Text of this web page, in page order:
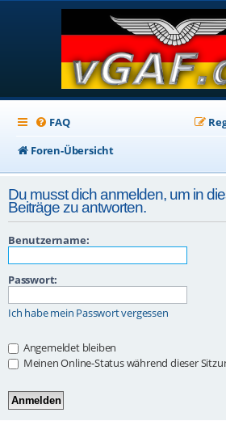
FAQ
Foren-Übersicht
Du musst dich anmelden, um in
Beiträge zu antworten.
Benutzername:
Passwort:
Ich habe mein Passwort vergessen
Angemeldet bleiben
Meinen Online-Status während dieser